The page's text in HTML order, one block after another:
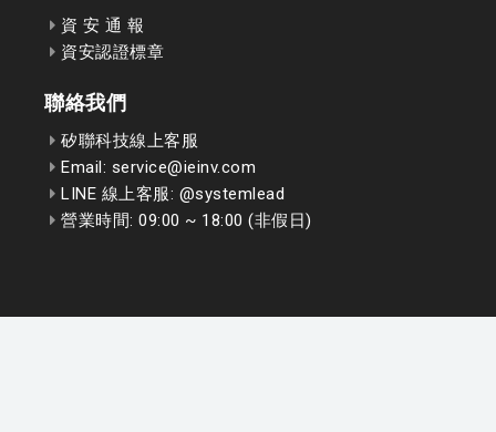
資 安 通 報
資安認證標章
聯絡我們
矽聯科技線上客服
Email: service@ieinv.com
LINE 線上客服: @systemlead
營業時間: 09:00 ~ 18:00 (非假日)